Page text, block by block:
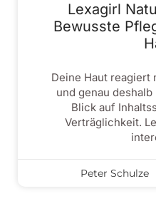
Lexagirl
Bewusste
Deine Haut reagiert
und genau
Blick auf
Verträglichkeit.
Peter Schulze